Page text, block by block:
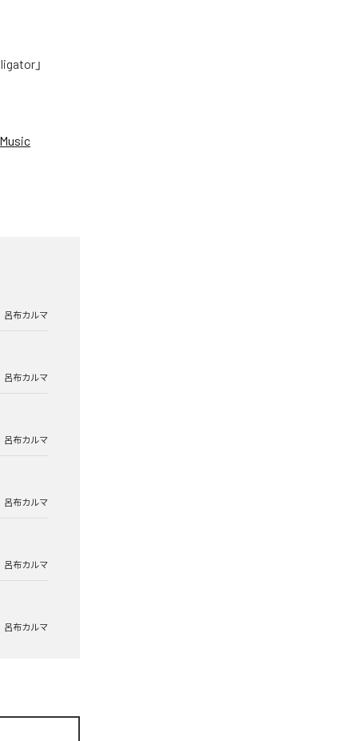
」
呂布カルマ
呂布カルマ
呂布カルマ
呂布カルマ
呂布カルマ
呂布カルマ